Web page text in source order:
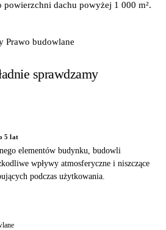
dachu powyżej 1 000 m².
Prawo budowlane
sprawdzamy
5 lat
elementów budynku, budowli
wpływy atmosferyczne i niszczące
podczas użytkowania.